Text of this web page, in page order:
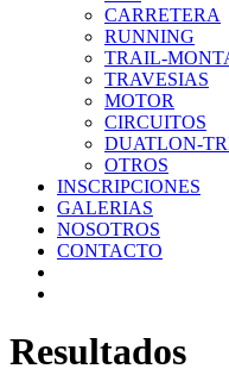
CARRETERA
RUNNING
TRAIL-
TRAVESIAS
MOTOR
CIRCUITOS
DUATLON-
OTROS
INSCRIPCIONES
GALERIAS
NOSOTROS
CONTACTO
Resultados